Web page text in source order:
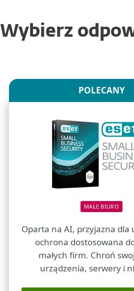
Wybierz
POLECANY
MAŁE BIURO
Oparta na AI, przyjazna dla
ochrona dostosowana
małych firm. Chroń
urządzenia, serwery i